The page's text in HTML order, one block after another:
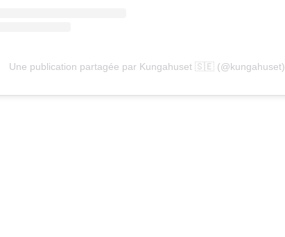
Une publication partagée par Kungahuset 🇸🇪 (@kungahuset)